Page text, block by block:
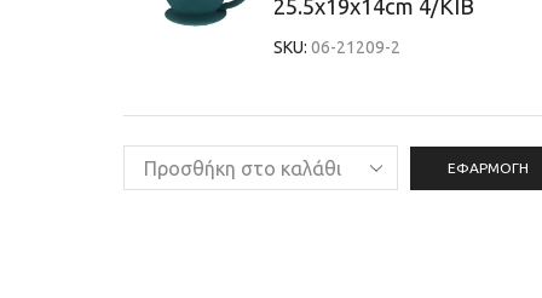
25.5x19x14cm 4/ΚΙΒ
SKU: 06-21209-2
ΕΦΑΡΜΟΓΉ